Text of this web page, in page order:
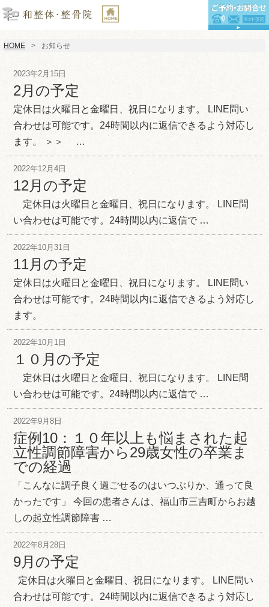
HOME お知らせ
2023年2月15日
2月の予定
定休日は火曜日と金曜日、祝日になります。 LINE問い
合わせは可能です。24時間以内に返信できるよう対応し
ます。 ＞＞ …
2022年12月4日
12月の予定
定休日は火曜日と金曜日、祝日になります。 LINE問
い合わせは可能です。24時間以内に返信で …
2022年10月31日
11月の予定
定休日は火曜日と金曜日、祝日になります。 LINE問い
合わせは可能です。24時間以内に返信できるよう対応し
ます。
2022年10月1日
１０月の予定
定休日は火曜日と金曜日、祝日になります。 LINE問
い合わせは可能です。24時間以内に返信で …
2022年9月8日
症例10：１０年以上も悩まされた起
立性調節障害から29歳女性の卒業ま
での経過
「こんなに調子良く過ごせるのはいつぶりか、通って良
かったです」 今回の患者さんは、福山市三吉町からお越
しの起立性調節障害 …
2022年8月28日
9月の予定
定休日は火曜日と金曜日、祝日になります。 LINE問い
合わせは可能です。24時間以内に返信できるよう対応し